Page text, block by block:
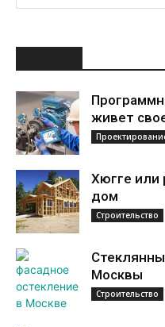
живет
Хюгге или
дом
Строительство
Москвы
Строительство